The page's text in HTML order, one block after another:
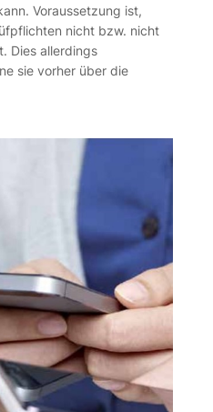
Voraussetzung ist,
nicht bzw. nicht
Dies allerdings
sie vorher über die